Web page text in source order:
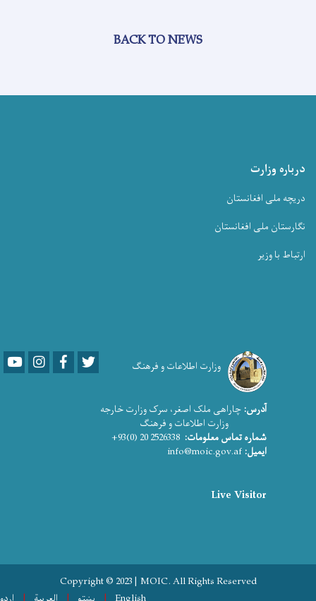
BACK TO NEWS
درباره وزارت
دریچه ملی افغانستان
نگارستان ملی افغانستان
ارتباط با وزیر
وزارت اطلاعات و فرهنگ YoutubeLinkedInFacebook
آدرس: چاراهی ملک اصغر، سرک وزارت خارجه
وزارت اطلاعات و فرهنگ
شماره تماس معلومات:
ایمیل:
Live Visitor
Copyright © 2023 | MOIC. All Rights Reserved